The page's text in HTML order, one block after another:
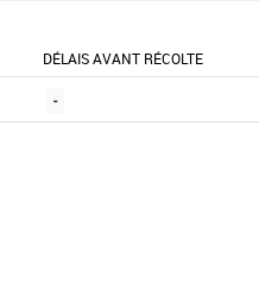
DÉLAIS AVANT RÉCOLTE
-